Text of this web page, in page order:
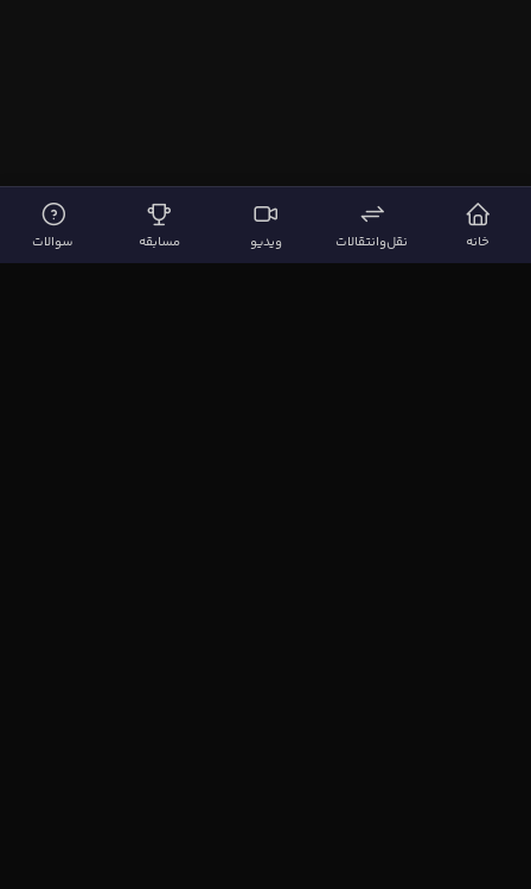
خانه نقل‌وانتقالات ویدیو مسابقه سوالات